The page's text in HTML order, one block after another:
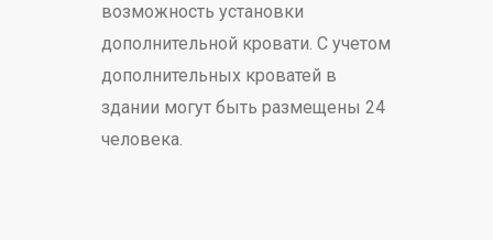
возможность установки
дополнительной кровати. С учетом
дополнительных кроватей в
здании могут быть размещены 24
человека.